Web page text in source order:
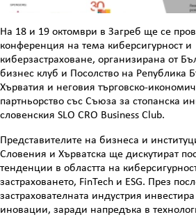
На 18 и 19 октомври в Загреб ще се
конференция на тема киберсигурност и
киберзастраховане, организирана от
бизнес клуб и Посолство на Република
Хърватия и неговия търговско-
партньорство със Съюза за стопанска
словенския SLO CRO Business Club.
Представителите на бизнеса и
Словения и Хърватска ще дискутират
тенденции в областта на
застраховането, FinTech и ESG. През
застрахователната индустрия
иновации, заради напредъка в